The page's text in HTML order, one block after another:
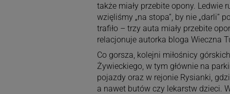
także miały przebite opony. Ledwie
wzięliśmy „na stopa”, by nie „darli”
trafiło – trzy auta miały przebite
relacjonuje autorka bloga Wieczna
Co gorsza, kolejni miłośnicy
Żywieckiego, w tym głównie na
pojazdy oraz w rejonie Rysianki,
a nawet butów czy lekarstw dzieci.